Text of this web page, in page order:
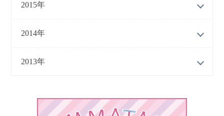
2015年
2014年
2013年